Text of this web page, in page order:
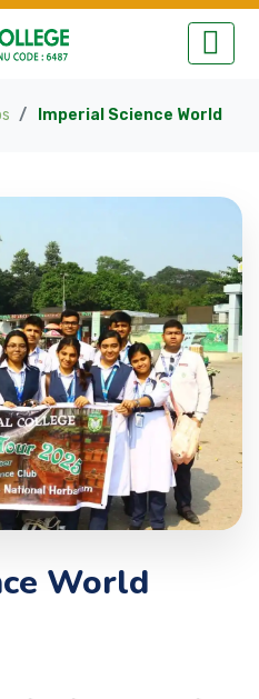
Imperial Science World
World